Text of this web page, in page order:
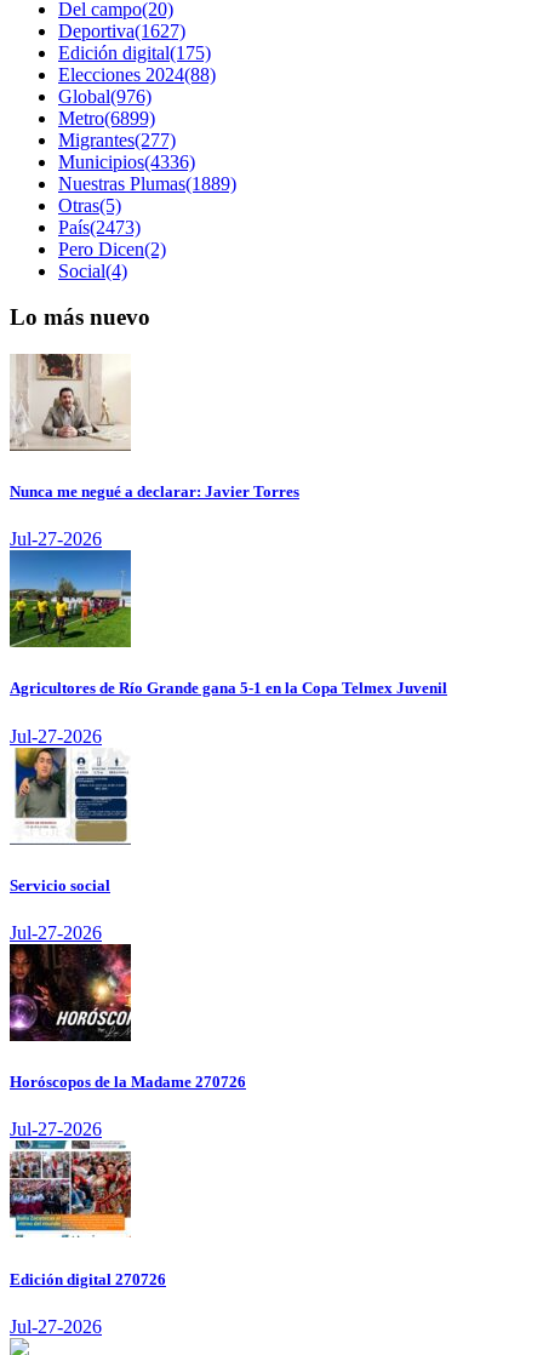
Del campo(20)
Deportiva(1627)
Edición digital(175)
Elecciones 2024(88)
Global(976)
Metro(6899)
Migrantes(277)
Municipios(4336)
Nuestras Plumas(1889)
Otras(5)
País(2473)
Pero Dicen(2)
Social(4)
Lo más nuevo
Nunca me negué a declarar: Javier Torres
Jul-27-2026
Agricultores de Río Grande gana 5-1 en la Copa Telmex Juvenil
Jul-27-2026
Servicio social
Jul-27-2026
Horóscopos de la Madame 270726
Jul-27-2026
Edición digital 270726
Jul-27-2026